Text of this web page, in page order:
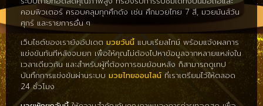
คอมพิวเตอร์ ครอบคลุมทุกศึกดัง เช่น ศึกมวยไทย 7 สี, มวยมันส์วัน
ศุกร์ และรายการอื่น ๆ
เว็บไซต์ของเรายังอัปเดต มวยวันนี้แบบเรียลไทม์ พร้อมแจ้งผลการ
แข่งขันทันทีหลังจบยก เพื่อให้คุณไม่ต้องไปหาข้อมูลจากหลายแหล่งใน
เวลาเดียวกัน และสำหรับผู้ที่ต้องการชมย้อนหลัง ก็สามารถดูเทป
บันทึกการแข่งขันผ่านระบบ มวยไทยออนไลน์ที่เราเตรียมไว้ให้ตลอด
24 ชั่วโมง